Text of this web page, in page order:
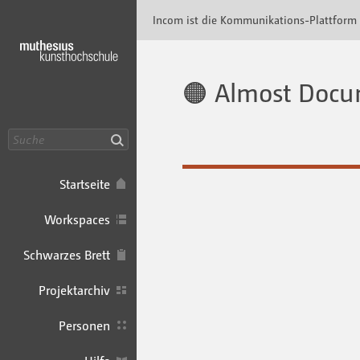
Startseite
Workspaces
Schwarzes Brett
Projektarchiv
Personen
Incom ist die Kommunikations-Plattform
🟠 Almost